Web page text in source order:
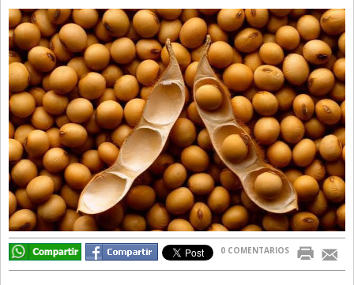
Ecología y Ambiente
Economía
El Experto
El Innovador
El Precio Que Yo Ví
Entrevista
Entrevista Exclusiva
Finanzas
Gastronomia
Internacionales
0 COMENTARIOS